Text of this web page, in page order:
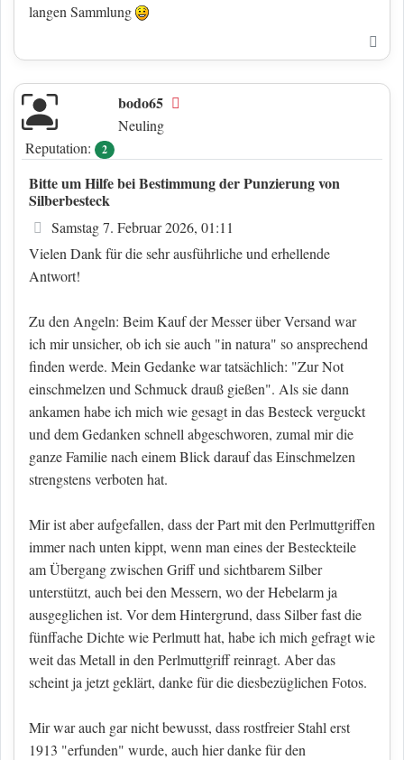
langen Sammlung
bodo65
Neuling
Reputation:
2
Bitte um Hilfe bei Bestimmung der Punzierung von
Silberbesteck
Beitrag
Samstag 7. Februar 2026, 01:11
Vielen Dank für die sehr ausführliche und erhellende
Antwort!
Zu den Angeln: Beim Kauf der Messer über Versand war
ich mir unsicher, ob ich sie auch "in natura" so ansprechend
finden werde. Mein Gedanke war tatsächlich: "Zur Not
einschmelzen und Schmuck drauß gießen". Als sie dann
ankamen habe ich mich wie gesagt in das Besteck verguckt
und dem Gedanken schnell abgeschworen, zumal mir die
ganze Familie nach einem Blick darauf das Einschmelzen
strengstens verboten hat.
Mir ist aber aufgefallen, dass der Part mit den Perlmuttgriffen
immer nach unten kippt, wenn man eines der Besteckteile
am Übergang zwischen Griff und sichtbarem Silber
unterstützt, auch bei den Messern, wo der Hebelarm ja
ausgeglichen ist. Vor dem Hintergrund, dass Silber fast die
fünffache Dichte wie Perlmutt hat, habe ich mich gefragt wie
weit das Metall in den Perlmuttgriff reinragt. Aber das
scheint ja jetzt geklärt, danke für die diesbezüglichen Fotos.
Mir war auch gar nicht bewusst, dass rostfreier Stahl erst
1913 "erfunden" wurde, auch hier danke für den